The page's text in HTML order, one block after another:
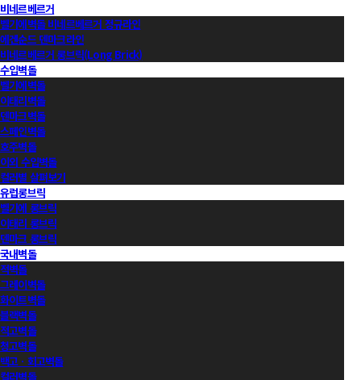
비네르베르거
벨기에벽돌 비네르베르거 정규라인
에겐순드 덴마크라인
비네르베르거 롱브릭(Long Brick)
수입벽돌
벨기에벽돌
이태리벽돌
덴마크벽돌
스페인벽돌
호주벽돌
이외 수입벽돌
컬러별 살펴보기
유럽롱브릭
벨기에 롱브릭
이태리 롱브릭
덴마크 롱브릭
국내벽돌
적벽돌
그레이벽돌
화이트벽돌
블랙벽돌
적고벽돌
청고벽돌
백고ㆍ회고벽돌
컬러벽돌